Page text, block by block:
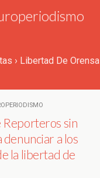
› Libertad De Orensa
Reporteros sin
a los
la libertad de